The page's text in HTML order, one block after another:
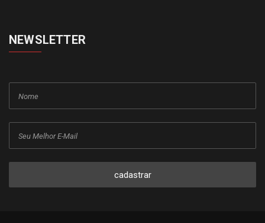
NEWSLETTER
cadastrar